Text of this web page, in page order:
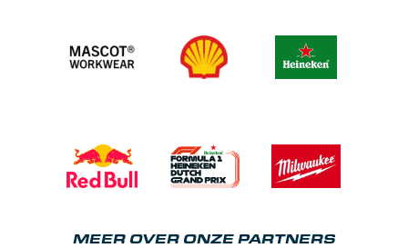
MEER OVER ONZE PARTNERS